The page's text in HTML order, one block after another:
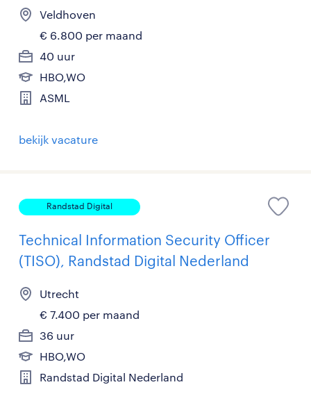
Veldhoven
€ 6.800 per maand
40 uur
HBO,WO
ASML
bekijk vacature
Randstad Digital
Technical Information Security Officer
(TISO), Randstad Digital Nederland
Utrecht
€ 7.400 per maand
36 uur
HBO,WO
Randstad Digital Nederland